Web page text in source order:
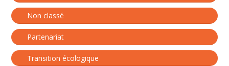
Non classé
Partenariat
Transition écologique